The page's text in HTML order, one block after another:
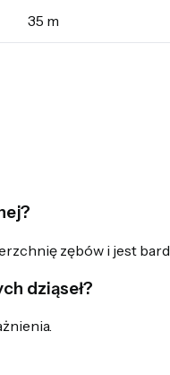
35 m
zębów i jest
dziąseł?